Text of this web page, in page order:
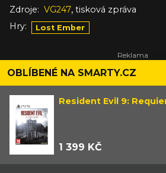
Zdroje: VG247, tisková zpráva
Hry:
Lost Ember
OBLÍBENÉ NA SMARTY.CZ
Resident Evil 9:
1 399 KČ